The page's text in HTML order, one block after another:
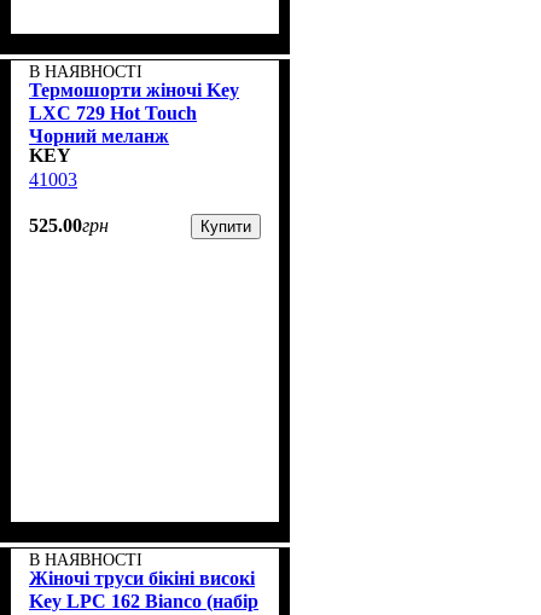
В НАЯВНОСТІ
Термошорти жіночі Key
LXС 729 Hot Touch
Чорний меланж
KEY
41003
525.00грн Купити
В НАЯВНОСТІ
Жіночі труси бікіні високі
Key LPC 162 Bianco (набір